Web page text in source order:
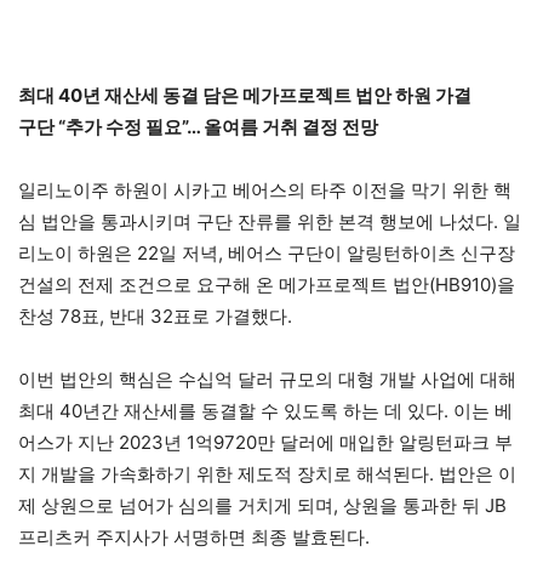
최대 40년 재산세 동결 담은 메가프로젝트 법안 하원 가결
구단 “추가 수정 필요”… 올여름 거취 결정 전망
일리노이주 하원이 시카고 베어스의 타주 이전을 막기 위한 핵
심 법안을 통과시키며 구단 잔류를 위한 본격 행보에 나섰다. 일
리노이 하원은 22일 저녁, 베어스 구단이 알링턴하이츠 신구장
건설의 전제 조건으로 요구해 온 메가프로젝트 법안(HB910)을
찬성 78표, 반대 32표로 가결했다.
이번 법안의 핵심은 수십억 달러 규모의 대형 개발 사업에 대해
최대 40년간 재산세를 동결할 수 있도록 하는 데 있다. 이는 베
어스가 지난 2023년 1억9720만 달러에 매입한 알링턴파크 부
지 개발을 가속화하기 위한 제도적 장치로 해석된다. 법안은 이
제 상원으로 넘어가 심의를 거치게 되며, 상원을 통과한 뒤 JB
프리츠커 주지사가 서명하면 최종 발효된다.